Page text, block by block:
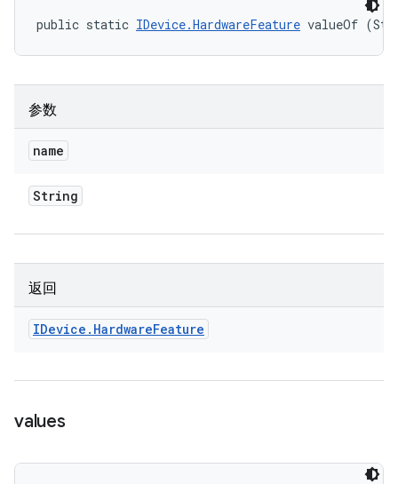
public static IDevice.HardwareFeature valueOf
参数
name
String
返回
IDevice . HardwareFeature
values